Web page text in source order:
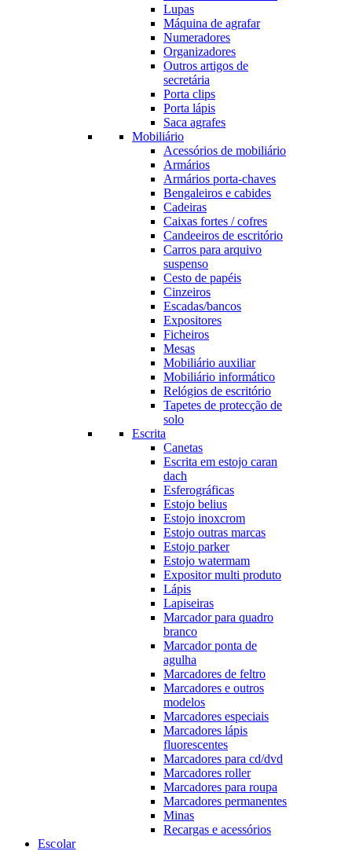
Lupas
Máquina de agrafar
Numeradores
Organizadores
Outros artigos de
secretária
Porta clips
Porta lápis
Saca agrafes
Mobiliário
Acessórios de mobiliário
Armários
Armários porta-chaves
Bengaleiros e cabides
Cadeiras
Caixas fortes / cofres
Candeeiros de escritório
Carros para arquivo
suspenso
Cesto de papéis
Cinzeiros
Escadas/bancos
Expositores
Ficheiros
Mesas
Mobiliário auxiliar
Mobiliário informático
Relógios de escritório
Tapetes de protecção de
solo
Escrita
Canetas
Escrita em estojo caran
dach
Esferográficas
Estojo belius
Estojo inoxcrom
Estojo outras marcas
Estojo parker
Estojo watermam
Expositor multi produto
Lápis
Lapiseiras
Marcador para quadro
branco
Marcador ponta de
agulha
Marcadores de feltro
Marcadores e outros
modelos
Marcadores especiais
Marcadores lápis
fluorescentes
Marcadores para cd/dvd
Marcadores roller
Marcadores para roupa
Marcadores permanentes
Minas
Recargas e acessórios
Escolar